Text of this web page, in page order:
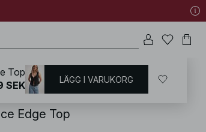
/ Spetstoppar
Edge Top
Top
SEK
LÄGG I VARUKORG